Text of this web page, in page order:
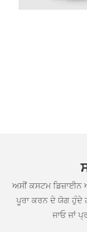
ਅਸੀਂ ਕਸਟਮ ਡਿਜ਼ਾਈਨ
ਪੂਰਾ ਕਰਨ ਦੇ ਯੋਗ ਹੁੰਦੇ
ਜਾਓ ਜਾਂ